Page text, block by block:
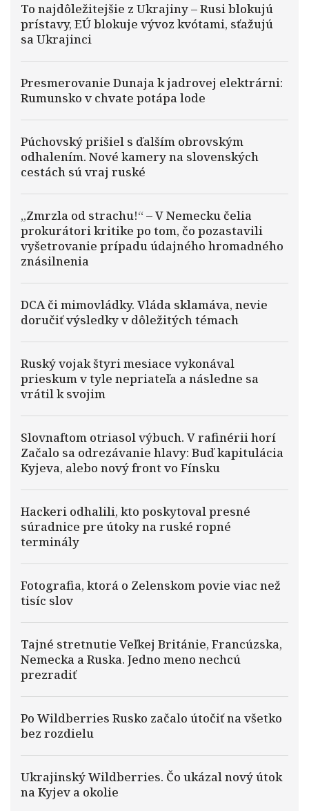
To najdôležitejšie z Ukrajiny – Rusi blokujú
prístavy, EÚ blokuje vývoz kvótami, sťažujú
sa Ukrajinci
Presmerovanie Dunaja k jadrovej elektrárni:
Rumunsko v chvate potápa lode
Púchovský prišiel s ďalším obrovským
odhalením. Nové kamery na slovenských
cestách sú vraj ruské
„Zmrzla od strachu!“ – V Nemecku čelia
prokurátori kritike po tom, čo pozastavili
vyšetrovanie prípadu údajného hromadného
znásilnenia
DCA či mimovládky. Vláda sklamáva, nevie
doručiť výsledky v dôležitých témach
Ruský vojak štyri mesiace vykonával
prieskum v tyle nepriateľa a následne sa
vrátil k svojim
Slovnaftom otriasol výbuch. V rafinérii horí
Začalo sa odrezávanie hlavy: Buď kapitulácia
Kyjeva, alebo nový front vo Fínsku
Hackeri odhalili, kto poskytoval presné
súradnice pre útoky na ruské ropné
terminály
Fotografia, ktorá o Zelenskom povie viac než
tisíc slov
Tajné stretnutie Veľkej Británie, Francúzska,
Nemecka a Ruska. Jedno meno nechcú
prezradiť
Po Wildberries Rusko začalo útočiť na všetko
bez rozdielu
Ukrajinský Wildberries. Čo ukázal nový útok
na Kyjev a okolie